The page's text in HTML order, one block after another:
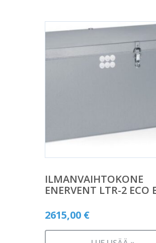
ILMANVAIHTOKONE
ENERVENT LTR-2 ECO
2615,00 €